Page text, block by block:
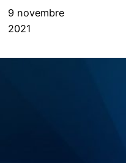
9 novembre
2021